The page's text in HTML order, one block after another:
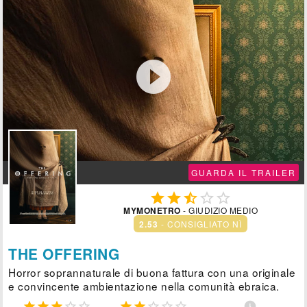

GUARDA IL TRAILER
  
MYMONETRO - GIUDIZIO MEDIO
2.53 - CONSIGLIATO NÌ
THE OFFERING
Horror soprannaturale di buona fattura con una originale
e convincente ambientazione nella comunità ebraica.